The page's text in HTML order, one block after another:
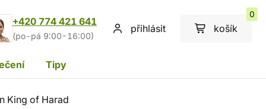
+420 774 421 641
(po-pá 9:00-16:00)
přihlásit košík
0
Tipy
King of Harad